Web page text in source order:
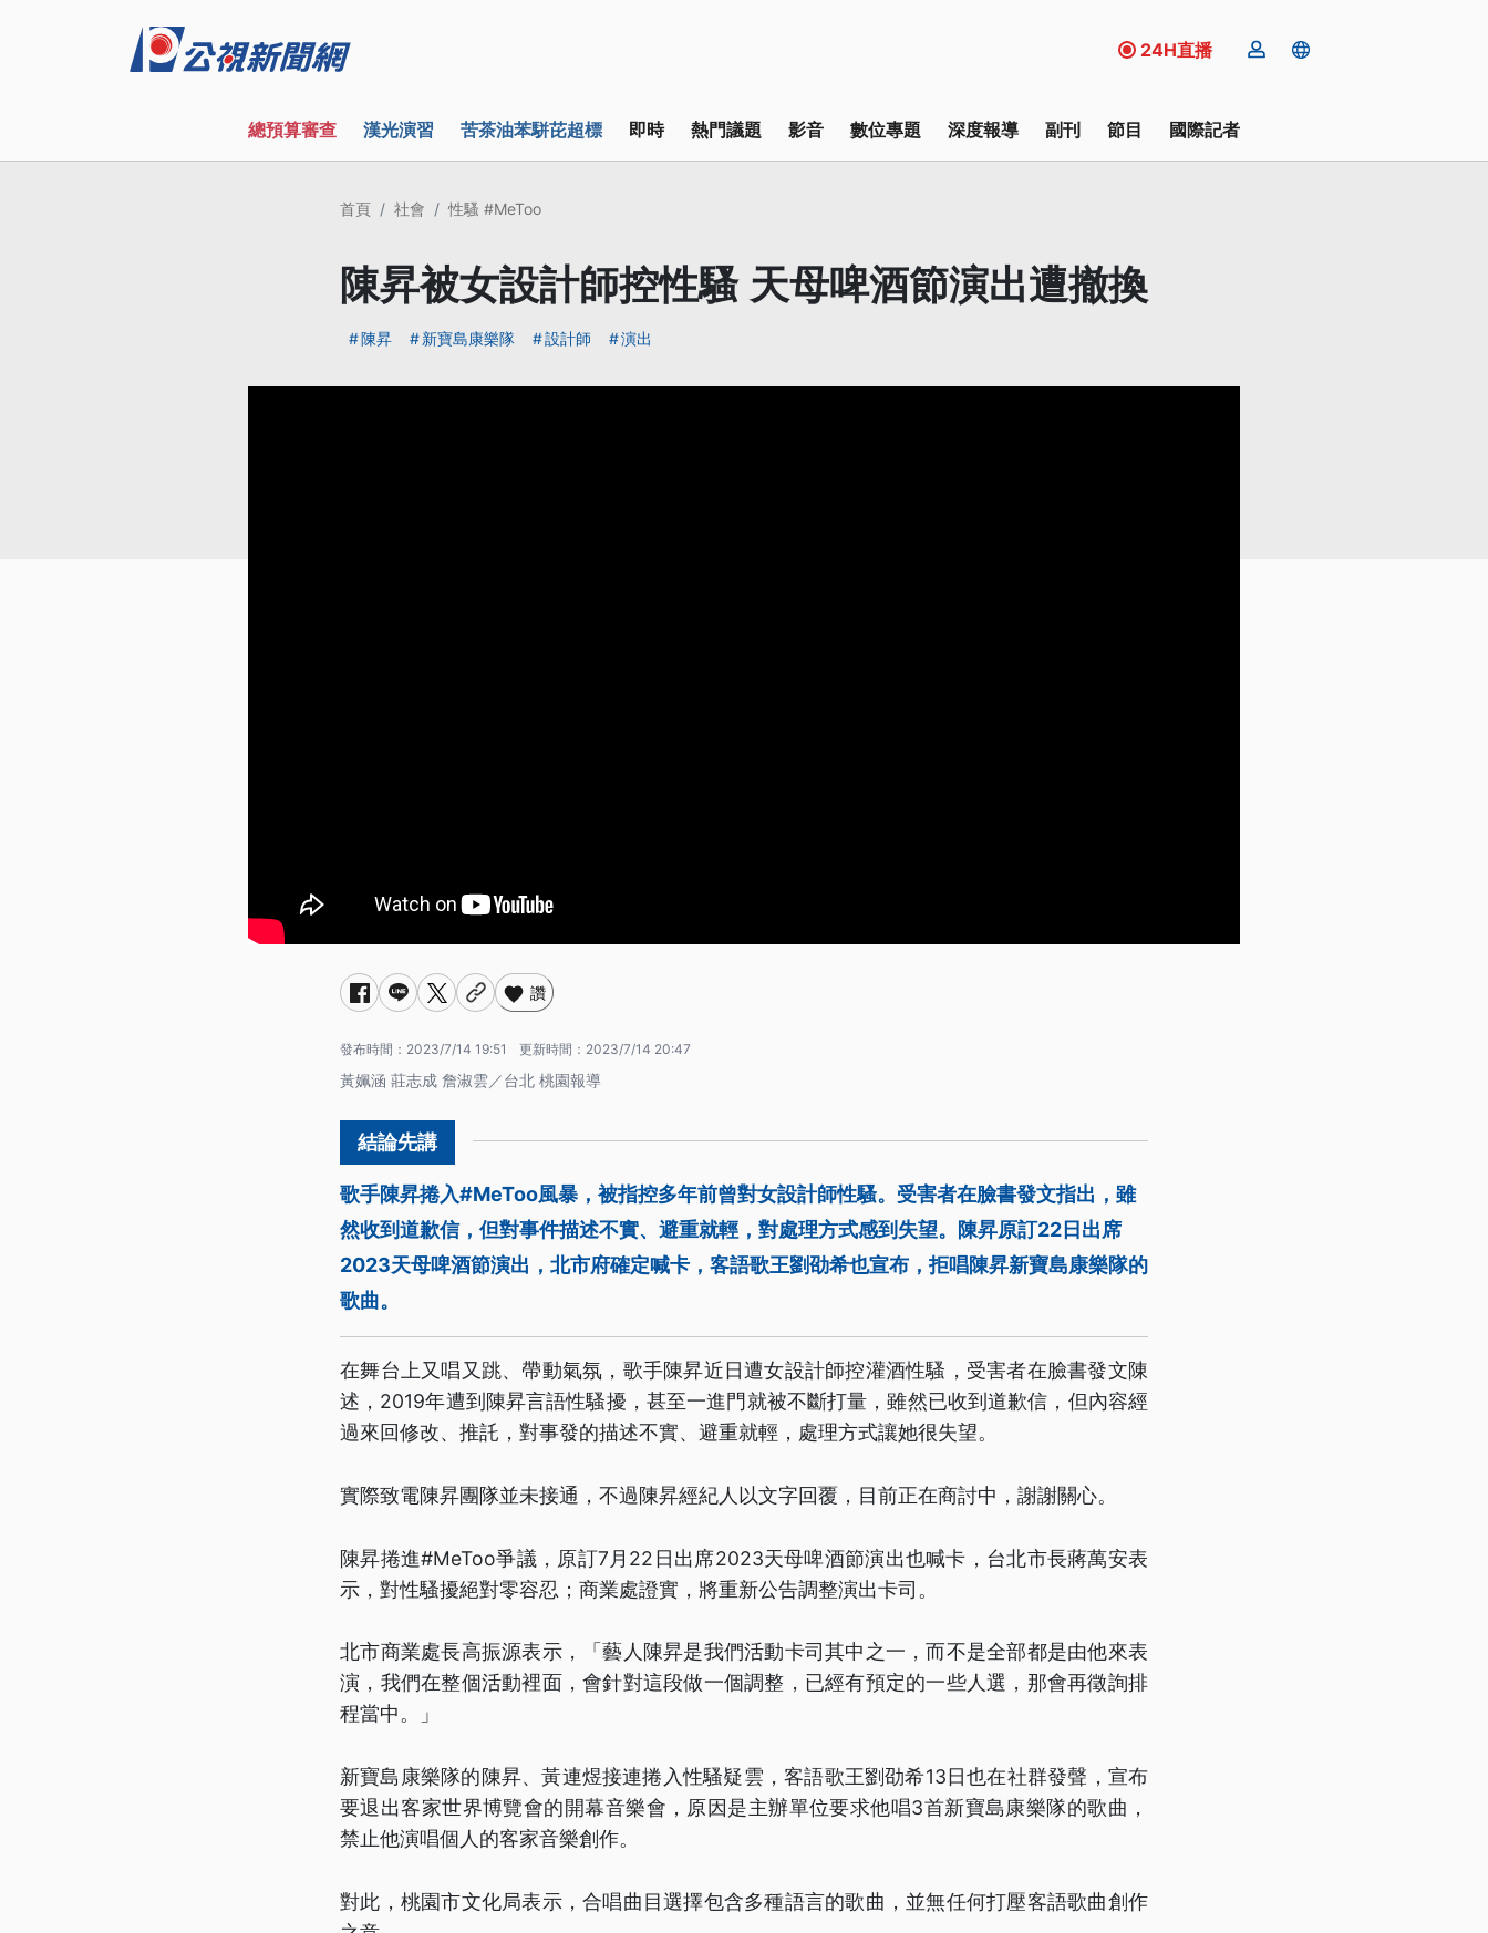
24H直播
總預算審查 漢光演習 苦茶油苯駢芘超標 即時 熱門議題 影音 數位專題 深度報導 副刊 節目 國際記者
首頁 社會 性騷 #MeToo
陳昇被女設計師控性騷 天母啤酒節演出遭撤換
陳昇 新寶島康樂隊 設計師 演出
讚
發布時間： 2023/7/14 19:51 更新時間： 2023/7/14 20:47
黃姵涵 莊志成 詹淑雲／台北 桃園報導
歌手陳昇捲入#MeToo風暴，被指控多年前曾對女設計師性騷。受害者在臉書發文指出，雖
然收到道歉信，但對事件描述不實、避重就輕，對處理方式感到失望。陳昇原訂22日出席
2023天母啤酒節演出，北市府確定喊卡，客語歌王劉劭希也宣布，拒唱陳昇新寶島康樂隊的
歌曲。
在舞台上又唱又跳、帶動氣氛，歌手陳昇近日遭女設計師控灌酒性騷，受害者在臉書發文陳
述，2019年遭到陳昇言語性騷擾，甚至一進門就被不斷打量，雖然已收到道歉信，但內容經
過來回修改、推託，對事發的描述不實、避重就輕，處理方式讓她很失望。
實際致電陳昇團隊並未接通，不過陳昇經紀人以文字回覆，目前正在商討中，謝謝關心。
陳昇捲進#MeToo爭議，原訂7月22日出席2023天母啤酒節演出也喊卡，台北市長蔣萬安表
示，對性騷擾絕對零容忍；商業處證實，將重新公告調整演出卡司。
北市商業處長高振源表示，「藝人陳昇是我們活動卡司其中之一，而不是全部都是由他來表
演，我們在整個活動裡面，會針對這段做一個調整，已經有預定的一些人選，那會再徵詢排
程當中。」
新寶島康樂隊的陳昇、黃連煜接連捲入性騷疑雲，客語歌王劉劭希13日也在社群發聲，宣布
要退出客家世界博覽會的開幕音樂會，原因是主辦單位要求他唱3首新寶島康樂隊的歌曲，
禁止他演唱個人的客家音樂創作。
對此，桃園市文化局表示，合唱曲目選擇包含多種語言的歌曲，並無任何打壓客語歌曲創作